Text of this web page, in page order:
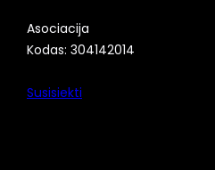
Asociacija
Kodas: 304142014
Susisiekti